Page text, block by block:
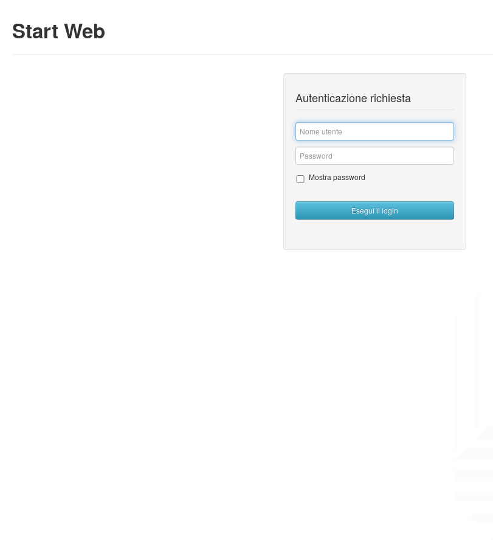
Start Web
Autenticazione richiesta
Inserire
il
nome
dell'utente
Inserire
la
password
Mostra password
Esegui il login